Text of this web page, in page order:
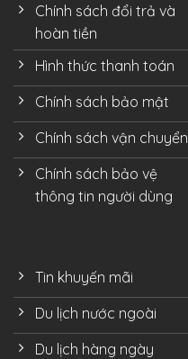
Chính sách đổi trả và
hoàn tiền
Hình thức thanh toán
Chính sách bảo mật
Chính sách vận chuyển
Chính sách bảo vệ
thông tin người dùng
Tin khuyến mãi
Du lịch nước ngoài
Du lịch hàng ngày